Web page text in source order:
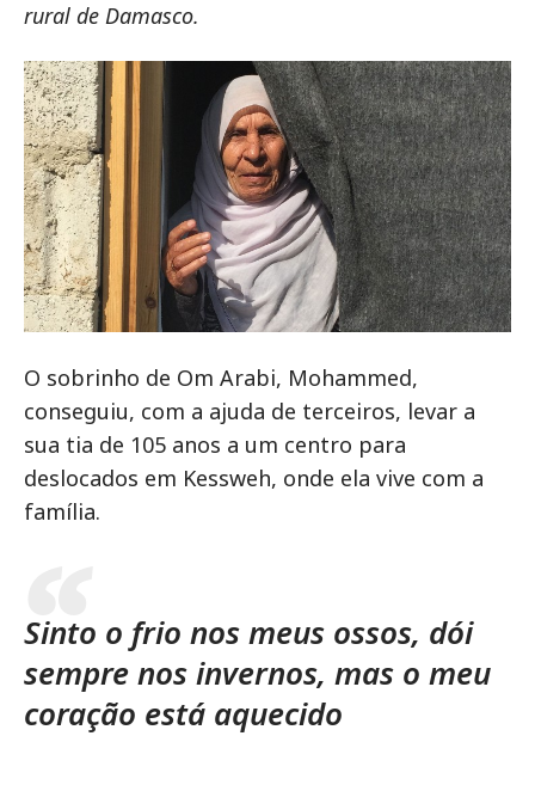
rural de Damasco.
O sobrinho de Om Arabi, Mohammed,
conseguiu, com a ajuda de terceiros, levar a
sua tia de 105 anos a um centro para
deslocados em Kessweh, onde ela vive com a
família.
Sinto o frio nos meus ossos, dói
sempre nos invernos, mas o meu
coração está aquecido